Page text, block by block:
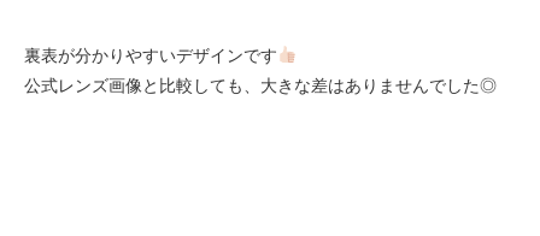
裏表が分かりやすいデザインです
公式レンズ画像と比較しても、大きな差はありませんでした◎